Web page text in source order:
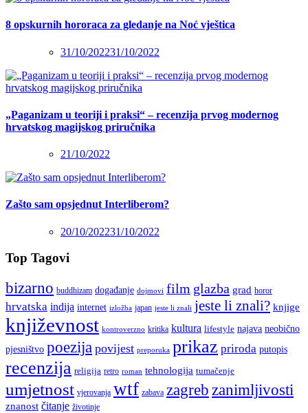
8 opskurnih hororaca za gledanje na Noć vještica
31/10/202231/10/2022
„Paganizam u teoriji i praksi“ – recenzija prvog modernog
hrvatskog magijskog priručnika
21/10/2022
Zašto sam opsjednut Interliberom?
20/10/202231/10/2022
Top Tagovi
bizarno buddhizam događanje dojmovi film glazba grad horor
hrvatska indija internet izložba japan jeste li znali jeste li znali? knjige
književnost kontroverzno kritika kultura lifestyle najava neobično
pjesništvo poezija povijest preporuka prikaz priroda putopis
recenzija religija retro roman tehnologija tumačenje
umjetnost vjerovanja wtf zabava zagreb zanimljivosti
znanost čitanje životinje